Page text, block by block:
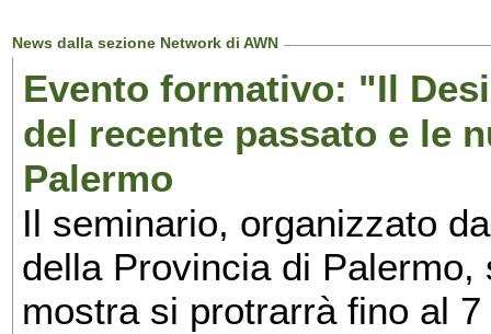
News dalla sezione Network di AWN
Evento formativo: "Il
del recente passato e le
Palermo
Il seminario, organizzato
della Provincia di
mostra si protrarrà fino al